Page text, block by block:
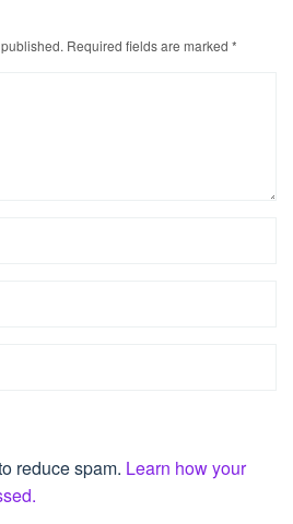
Required fields are marked *
reduce spam. Learn how your